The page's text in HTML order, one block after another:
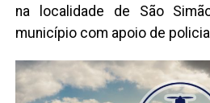
na localidade de São
município com apoio de